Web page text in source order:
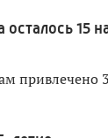
осталось 15
привлечено